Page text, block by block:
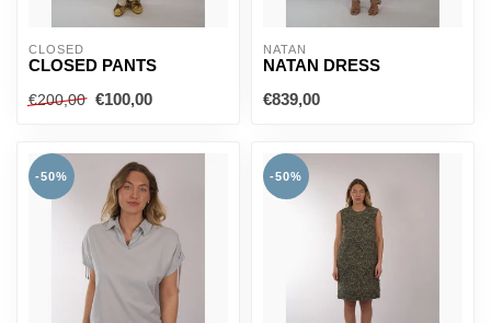
CLOSED
CLOSED PANTS
€200,00 €100,00
NATAN
NATAN DRESS
€839,00
-50% -50%